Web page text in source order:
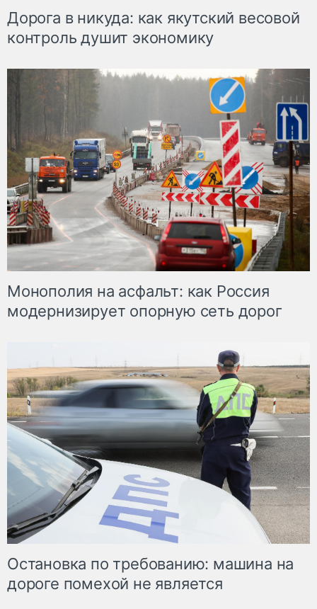
Дорога в никуда: как якутский весовой
контроль душит экономику
Монополия на асфальт: как Россия
модернизирует опорную сеть дорог
Остановка по требованию: машина на
дороге помехой не является